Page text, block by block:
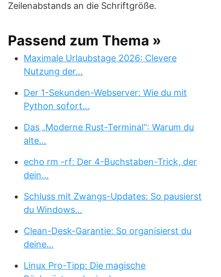
Zeilenabstands an die Schriftgröße.
Passend zum Thema »
Maximale Urlaubstage 2026: Clevere
Nutzung der…
Der 1-Sekunden-Webserver: Wie du mit
Python sofort…
Das „Moderne Rust-Terminal“: Warum du
alte…
echo rm -rf: Der 4-Buchstaben-Trick, der
dein…
Schluss mit Zwangs-Updates: So pausierst
du Windows…
Clean-Desk-Garantie: So organisierst du
deine…
Linux Pro-Tipp: Die magische